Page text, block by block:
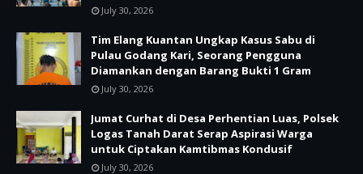
July 30, 2026
Tim Elang Kuantan Ungkap Kasus Sabu di
Pulau Godang Kari, Seorang Pengguna
Diamankan dengan Barang Bukti 1 Gram
July 30, 2026
Jumat Curhat di Desa Perhentian Luas, Polsek
Logas Tanah Darat Serap Aspirasi Warga
untuk Ciptakan Kamtibmas Kondusif
July 30, 2026